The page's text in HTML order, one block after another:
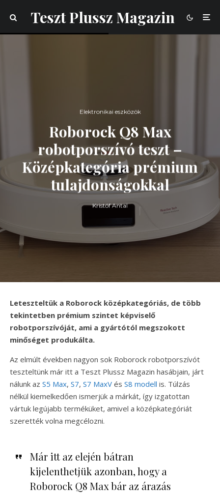
Teszt Plussz Magazin
Elektronikai eszközök
Roborock Q8 Max
robotporszívó teszt –
Középkategória prémium
tulajdonságokkal
Kristóf Antal
Leteszteltük a Roborock középkategóriás, de több
tekintetben prémium szintet képviselő
robotporszívóját, ami a gyártótól megszokott
minőséget produkálta.
Az elmúlt években nagyon sok Roborock robotporszívót
teszteltünk már itt a Teszt Plussz Magazin hasábjain, járt
nálunk az S5 Max, S7, S7 MaxV és S8 modell is. Túlzás
nélkül kiemelkedően ismerjük a márkát, így izgatottan
vártuk legújabb terméküket, amivel a középkategóriát
szerették volna megcélozni.
Már itt az elején bátran
kijelenthetjük azonban, hogy a
Roborock Q8 Max bár az árazás